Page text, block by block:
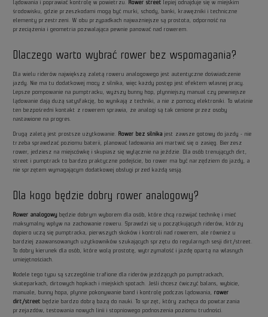
lądowania i poprawiać kontrolę w powietrzu. Rower street lepiej odnajduje się w miejskim
środowisku, gdzie przeszkodami mogą być murki, schody, banki, krawężniki i techniczne
elementy przestrzeni. W obu przypadkach najważniejsze są prostota, odporność na
przeciążenia i geometria pozwalająca pewnie panować nad rowerem.
Dlaczego warto wybrać rower bez wspomagania?
Dla wielu riderów największą zaletą roweru analogowego jest autentyczne doświadczenie
jazdy. Nie ma tu dodatkowej mocy z silnika, więc każdy postęp jest efektem własnej pracy.
Lepsze pompowanie na pumptracku, wyższy bunny hop, płynniejszy manual czy pewniejsze
lądowanie dają dużą satysfakcję, bo wynikają z techniki, a nie z pomocy elektroniki. To właśnie
ten bezpośredni kontakt z rowerem sprawia, że analogi są tak cenione przez osoby
nastawione na progres.
Drugą zaletą jest prostsze użytkowanie. Rower bez silnika jest zawsze gotowy do jazdy - nie
trzeba sprawdzać poziomu baterii, planować ładowania ani martwić się o zasięg. Bierzesz
rower, jedziesz na miejscówkę i skupiasz się wyłącznie na jeździe. Dla osób trenujących dirt,
street i pumptrack to bardzo praktyczne podejście, bo rower ma być narzędziem do jazdy, a
nie sprzętem wymagającym dodatkowej obsługi przed każdą sesją.
Dla kogo będzie dobry rower analogowy?
Rower analogowy będzie dobrym wyborem dla osób, które chcą rozwijać technikę i mieć
maksymalny wpływ na zachowanie roweru. Sprawdzi się u początkujących riderów, którzy
dopiero uczą się pumptracka, pierwszych skoków i kontroli nad rowerem, ale również u
bardziej zaawansowanych użytkowników szukających sprzętu do regularnych sesji dirt/street.
To dobry kierunek dla osób, które wolą prostotę, wytrzymałość i jazdę opartą na własnych
umiejętnościach.
Modele tego typu są szczególnie trafione dla riderów jeżdżących po pumptrackach,
skateparkach, dirtowych hopkach i miejskich spotach. Jeśli chcesz ćwiczyć balans, wybicie,
manuale, bunny hopa, płynne pokonywanie band i kontrolę podczas lądowania,rower
dirt/street będzie bardzo dobrą bazą do nauki. To sprzęt, który zachęca do powtarzania
przejazdów, testowania nowych linii i stopniowego podnoszenia poziomu trudności.